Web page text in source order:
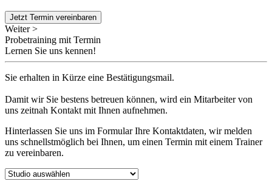
Jetzt Termin vereinbaren
Weiter >
Probetraining mit Termin
Lernen Sie uns kennen!
Sie erhalten in Kürze eine Bestätigungsmail.
Damit wir Sie bestens betreuen können, wird ein Mitarbeiter von
uns zeitnah Kontakt mit Ihnen aufnehmen.
Hinterlassen Sie uns im Formular Ihre Kontaktdaten, wir melden
uns schnellstmöglich bei Ihnen, um einen Termin mit einem Trainer
zu vereinbaren.